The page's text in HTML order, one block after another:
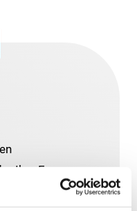
Ihre E-